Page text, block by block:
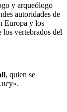
y arqueólogo
autoridades de
Europa y los
los vertebrados del
, quien se